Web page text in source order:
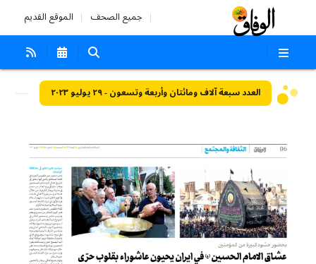
جميع الصحف الموقع القديم
العدد سبعة آلاف ومائتان وأربعة وتسعون - ٢٩ يوليو ٢٠٢٣